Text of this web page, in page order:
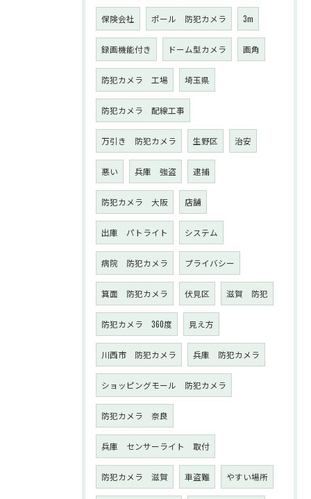
保険会社 ポール 防犯カメラ 3m
録画機能付き ドーム型カメラ 画角
防犯カメラ 工場 埼玉県
防犯カメラ 配線工事
万引き 防犯カメラ 生野区 治安
悪い 兵庫 強盗 逮捕
防犯カメラ 大阪 店舗
出庫 パトライト システム
病院 防犯カメラ プライバシー
箕面 防犯カメラ 伏見区 滋賀 防犯
防犯カメラ 360度 見え方
川西市 防犯カメラ 兵庫 防犯カメラ
ショッピングモール 防犯カメラ
防犯カメラ 奈良
兵庫 センサーライト 取付
防犯カメラ 滋賀 車盗難 やすい場所